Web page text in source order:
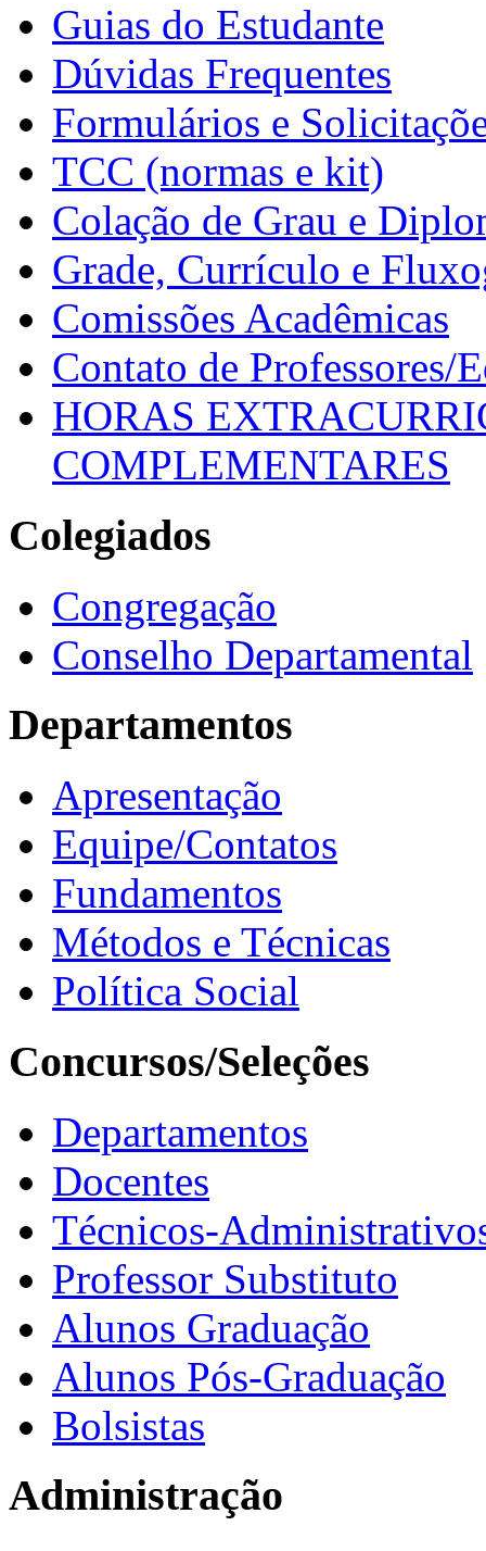
Guias do Estudante
Dúvidas Frequentes
Formulários e
TCC (normas e kit)
Colação de Grau e
Grade, Currículo e
Comissões Acadêmicas
Contato de Professores/
HORAS
COMPLEMENTARES
Colegiados
Congregação
Conselho Departamental
Departamentos
Apresentação
Equipe/Contatos
Fundamentos
Métodos e Técnicas
Política Social
Concursos/Seleções
Departamentos
Docentes
Técnicos-
Professor Substituto
Alunos Graduação
Alunos Pós-Graduação
Bolsistas
Administração